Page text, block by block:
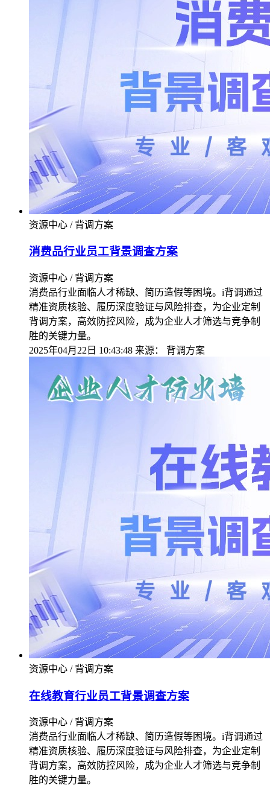
资源中心 / 背调方案
消费品行业员工背景调查方案
资源中心 / 背调方案
消费品行业面临人才稀缺、简历造假等困境。i背调通过
精准资质核验、履历深度验证与风险排查，为企业定制
背调方案，高效防控风险，成为企业人才筛选与竞争制
胜的关键力量。
2025年04月22日 10:43:48 来源： 背调方案
资源中心 / 背调方案
在线教育行业员工背景调查方案
资源中心 / 背调方案
消费品行业面临人才稀缺、简历造假等困境。i背调通过
精准资质核验、履历深度验证与风险排查，为企业定制
背调方案，高效防控风险，成为企业人才筛选与竞争制
胜的关键力量。